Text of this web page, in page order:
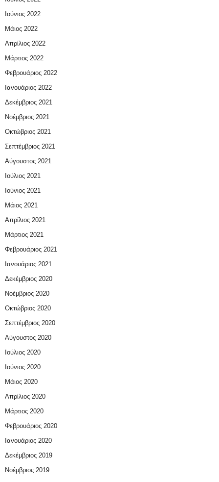
Ιούνιος 2022
Μάιος 2022
Απρίλιος 2022
Μάρτιος 2022
Φεβρουάριος 2022
Ιανουάριος 2022
Δεκέμβριος 2021
Νοέμβριος 2021
Οκτώβριος 2021
Σεπτέμβριος 2021
Αύγουστος 2021
Ιούλιος 2021
Ιούνιος 2021
Μάιος 2021
Απρίλιος 2021
Μάρτιος 2021
Φεβρουάριος 2021
Ιανουάριος 2021
Δεκέμβριος 2020
Νοέμβριος 2020
Οκτώβριος 2020
Σεπτέμβριος 2020
Αύγουστος 2020
Ιούλιος 2020
Ιούνιος 2020
Μάιος 2020
Απρίλιος 2020
Μάρτιος 2020
Φεβρουάριος 2020
Ιανουάριος 2020
Δεκέμβριος 2019
Νοέμβριος 2019